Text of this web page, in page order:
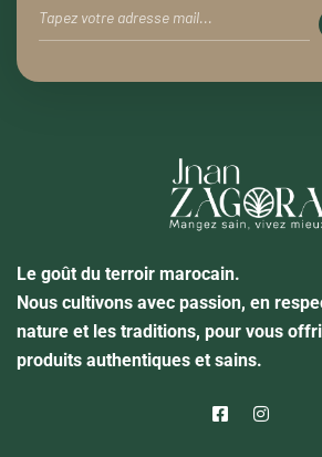
Le goût du terroir marocain.
Nous cultivons avec passion, en
nature et les traditions, pour vous
produits authentiques et sains.